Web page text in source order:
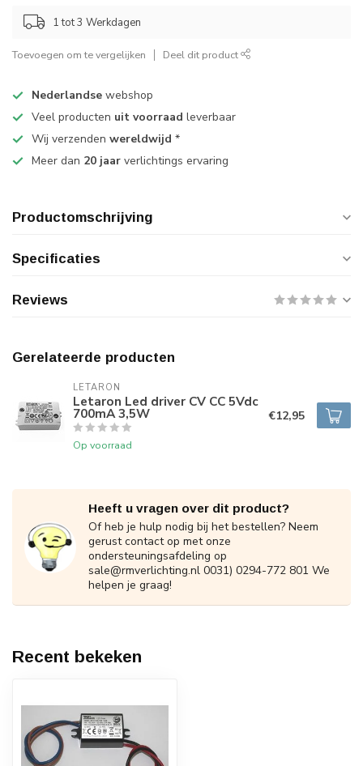
1 tot 3 Werkdagen
Toevoegen om te vergelijken Deel dit product
Nederlandse webshop
Veel producten uit voorraad leverbaar
Wij verzenden wereldwijd *
Meer dan 20 jaar verlichtings ervaring
Productomschrijving
Specificaties
Reviews
Gerelateerde producten
LETARON
Letaron Led driver CV CC 5Vdc
700mA 3,5W
Op voorraad
€12,95
Heeft u vragen over dit product?
Of heb je hulp nodig bij het bestellen? Neem
gerust contact op met onze
ondersteuningsafdeling op
sale@rmverlichting.nl 0031) 0294-772 801 We
helpen je graag!
Recent bekeken